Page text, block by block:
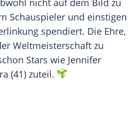
nicht auf dem Bild zu
Schauspieler und einstigen
spendiert. Die Ehre,
Weltmeisterschaft zu
Stars wie Jennifer
(41) zuteil.